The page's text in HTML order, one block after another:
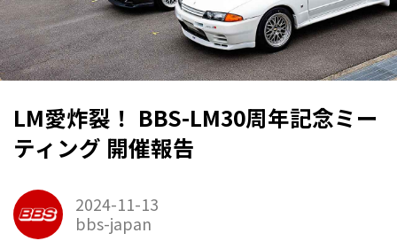
LM愛炸裂！ BBS-LM30周年記念ミー
ティング 開催報告
2024-11-13
bbs-japan